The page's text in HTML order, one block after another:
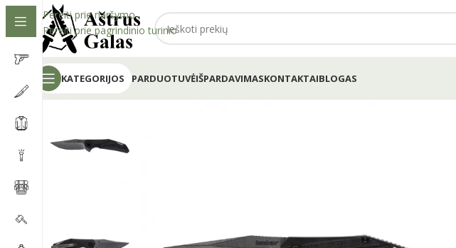
Pereiti prie naršymo
Pereiti prie pagrindinio turinio
KATEGORIJOS PARDUOTUVĖIŠPARDAVIMASKONTAKTAIBLOGAS